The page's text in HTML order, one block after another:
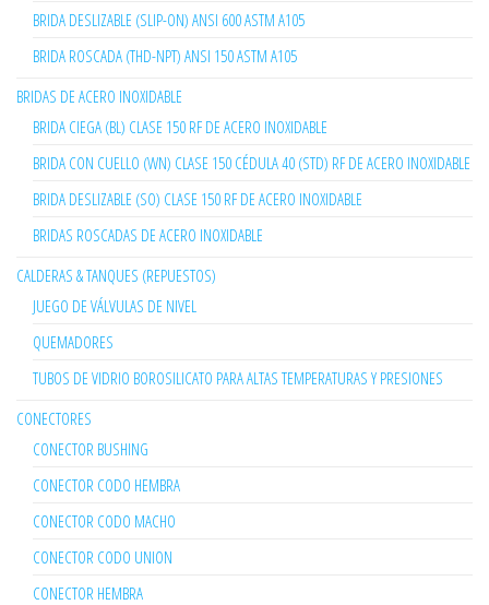
BRIDA DESLIZABLE (SLIP-ON) ANSI 600 ASTM A105
BRIDA ROSCADA (THD-NPT) ANSI 150 ASTM A105
BRIDAS DE ACERO INOXIDABLE
BRIDA CIEGA (BL) CLASE 150 RF DE ACERO INOXIDABLE
BRIDA CON CUELLO (WN) CLASE 150 CÉDULA 40 (STD) RF DE ACERO INOXIDABLE
BRIDA DESLIZABLE (SO) CLASE 150 RF DE ACERO INOXIDABLE
BRIDAS ROSCADAS DE ACERO INOXIDABLE
CALDERAS & TANQUES (REPUESTOS)
JUEGO DE VÁLVULAS DE NIVEL
QUEMADORES
TUBOS DE VIDRIO BOROSILICATO PARA ALTAS TEMPERATURAS Y PRESIONES
CONECTORES
CONECTOR BUSHING
CONECTOR CODO HEMBRA
CONECTOR CODO MACHO
CONECTOR CODO UNION
CONECTOR HEMBRA